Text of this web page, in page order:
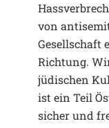
von
Gesellschaft
Richtung.
jüdischen
ist ein Teil
sicher und